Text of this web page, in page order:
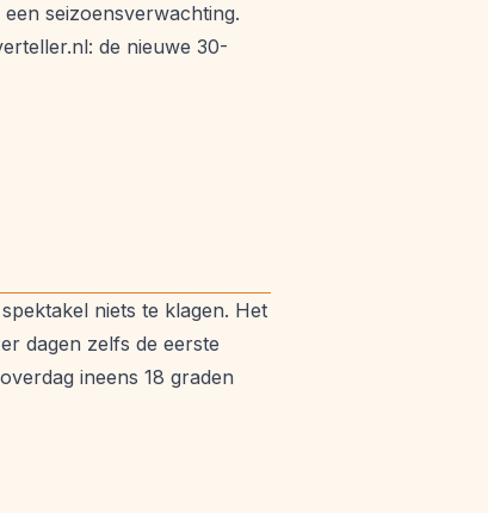
seizoensverwachting.
de nieuwe 30-
niets te klagen. Het
dagen zelfs de eerste
ineens 18 graden